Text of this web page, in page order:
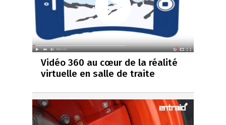
Vidéo 360 au cœur de la réalité
virtuelle en salle de traite